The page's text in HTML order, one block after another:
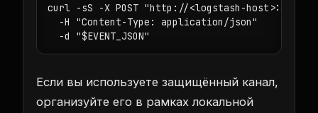
curl -sS -X POST "http://<logstash-host>:8080/
  -H "Content-Type: application/json"
  -d "$EVENT_JSON"
Если вы используете защищённый канал,
организуйте его в рамках локальной